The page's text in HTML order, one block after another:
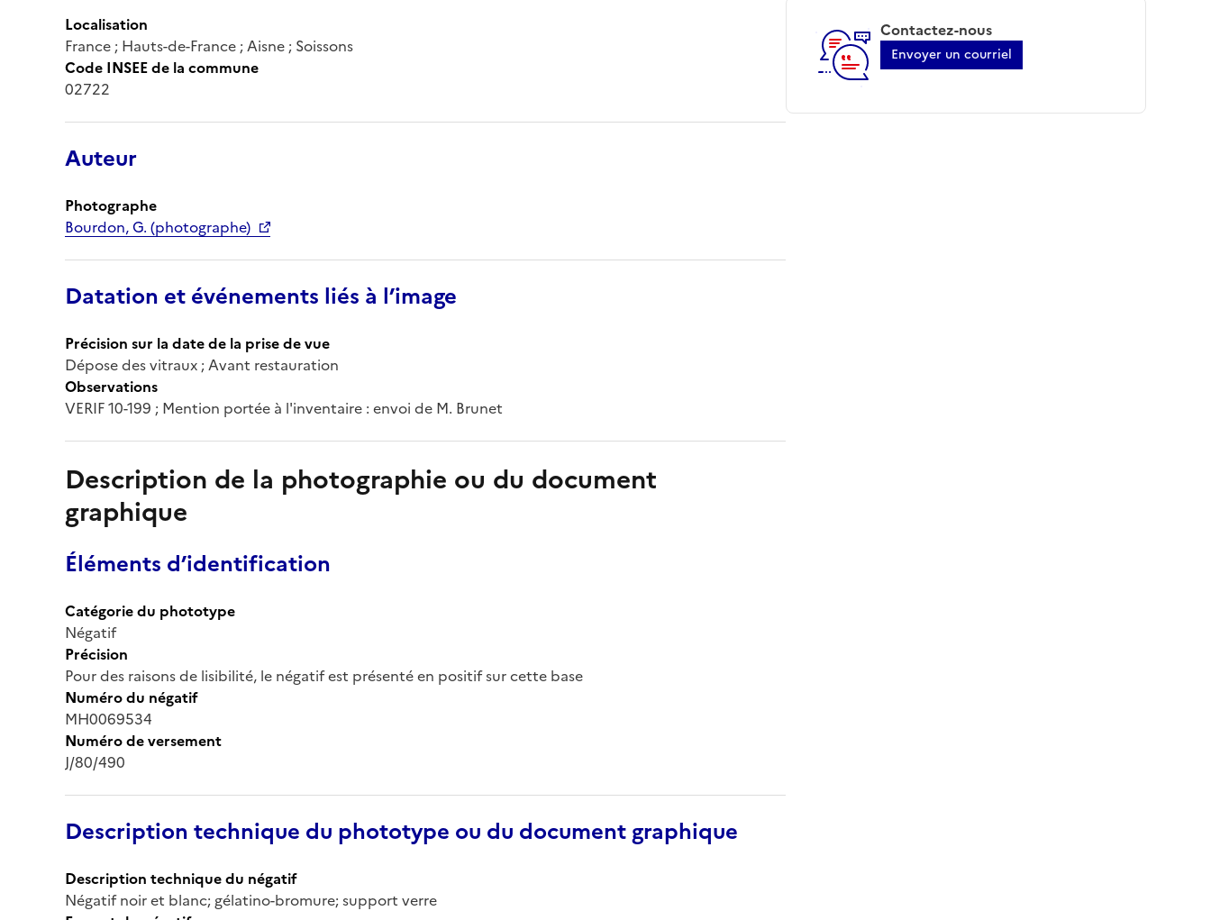
Localisation
France ; Hauts-de-France ; Aisne ; Soissons
Code INSEE de la commune
02722
Auteur
Photographe
Bourdon, G. (photographe)
Datation et événements liés à l’image
Précision sur la date de la prise de vue
Dépose des vitraux ; Avant restauration
Observations
VERIF 10-199 ; Mention portée à l'inventaire : envoi de M. Brunet
Description de la photographie ou du document
graphique
Éléments d’identification
Catégorie du phototype
Négatif
Précision
Pour des raisons de lisibilité, le négatif est présenté en positif sur cette base
Numéro du négatif
MH0069534
Numéro de versement
J/80/490
Description technique du phototype ou du document graphique
Description technique du négatif
Négatif noir et blanc; gélatino-bromure; support verre
Contactez-nous
Envoyer un courriel